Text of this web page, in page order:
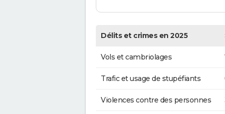
Délits et crimes en 2025
Vols et cambriolages
Trafic et usage de stupéfiants
Violences contre des personnes